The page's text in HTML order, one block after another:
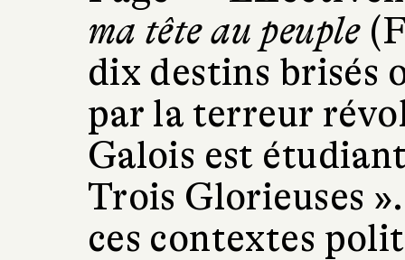
ma tête au peuple
dix destins brisés
par la terreur
Galois est
Trois Glorieuses
ces contextes